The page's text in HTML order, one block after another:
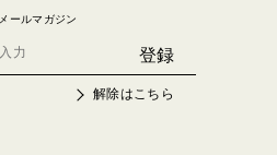
メールマガジン
解除はこちら